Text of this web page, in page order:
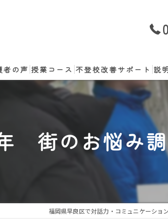
ご相談
者の声 授業コース 不登校改善サポート 説
街のお悩み調
福岡県早良区で対話力・コミュニケーショ